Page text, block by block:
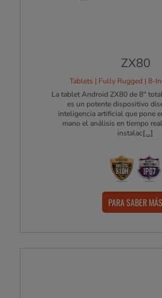
ZX80
Tablets | Fully Rugged | 8-
La tablet Android ZX80 de 8"
es un potente dispositivo
inteligencia artificial que pone
mano el análisis en tiempo
instalac[...]
PARA SABER MÁS